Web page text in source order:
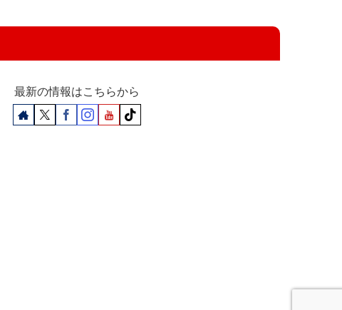
最新の情報はこちらから